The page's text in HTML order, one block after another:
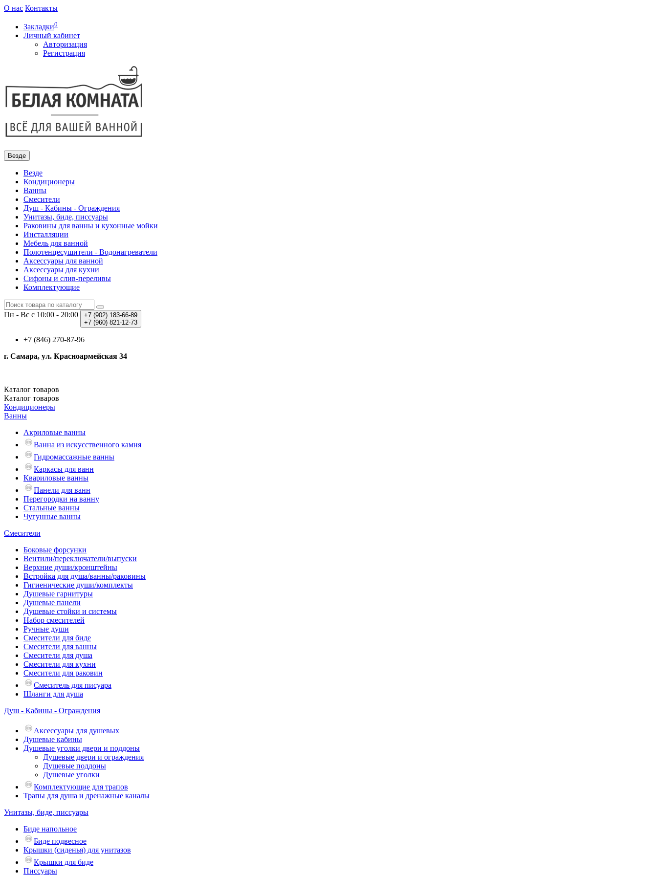
О нас Контакты
Закладки0
Личный кабинет
Авторизация
Регистрация
Везде
Везде
Кондиционеры
Ванны
Смесители
Душ - Кабины - Ограждения
Унитазы, биде, писсуары
Раковины для ванны и кухонные мойки
Инсталляции
Мебель для ванной
Полотенцесушители - Водонагреватели
Аксессуары для ванной
Аксессуары для кухни
Сифоны и слив-переливы
Комплектующие
Пн - Вс с 10:00 - 20:00 +7 (902) 183-66-89
+7 (960) 821-12-73
+7 (846) 270-87-96
г. Самара, ул. Красноармейская 34
Каталог товаров
Каталог товаров
Кондиционеры
Ванны
Акриловые ванны
Ванна из искусственного камня
Гидромассажные ванны
Каркасы для ванн
Квариловые ванны
Панели для ванн
Перегородки на ванну
Стальные ванны
Чугунные ванны
Смесители
Боковые форсунки
Вентили/переключатели/выпуски
Верхние души/кронштейны
Встройка для душа/ванны/раковины
Гигиенические души/комплекты
Душевые гарнитуры
Душевые панели
Душевые стойки и системы
Набор смесителей
Ручные души
Смесители для биде
Смесители для ванны
Смесители для душа
Смесители для кухни
Смесители для раковин
Смеситель для писуара
Шланги для душа
Душ - Кабины - Ограждения
Аксессуары для душевых
Душевые кабины
Душевые уголки двери и поддоны
Душевые двери и ограждения
Душевые поддоны
Душевые уголки
Комплектующие для трапов
Трапы для душа и дренажные каналы
Унитазы, биде, писсуары
Биде напольное
Биде подвесное
Крышки (сиденья) для унитазов
Крышки для биде
Писсуары